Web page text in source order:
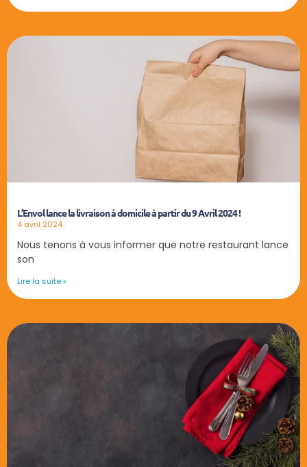
L’Envol lance la livraison à domicile à partir du 9 Avril 2024 !
4 avril 2024
Nous tenons à vous informer que notre restaurant lance
son
Lire la suite »